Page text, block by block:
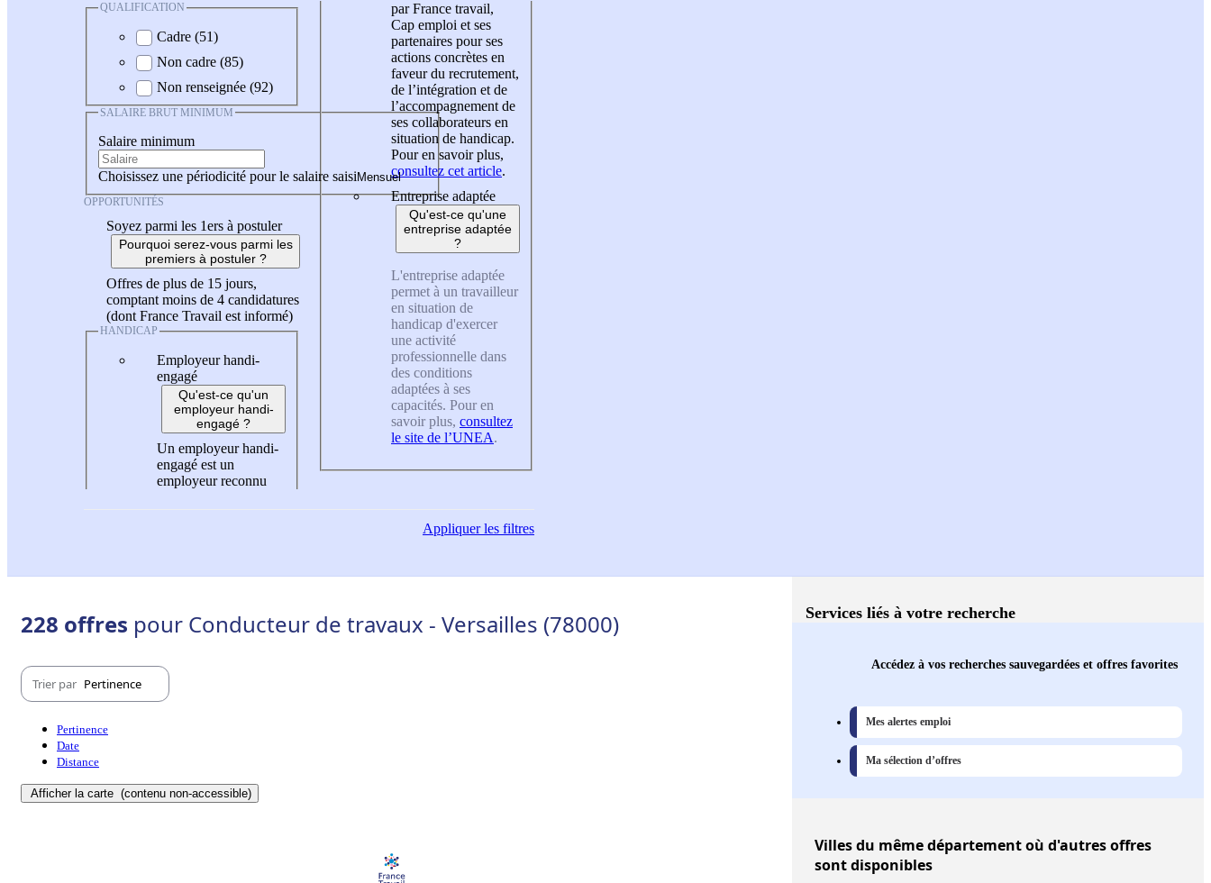
QUALIFICATION
Cadre (51)
Non cadre (85)
Non renseignée (92)
SALAIRE BRUT MINIMUM
Salaire minimum
Choisissez une périodicité pour le salaire saisi
OPPORTUNITÉS
Soyez parmi les 1ers à postuler
Pourquoi serez-vous parmi les
premiers à postuler ?
Offres de plus de 15 jours,
comptant moins de 4 candidatures
(dont France Travail est informé)
HANDICAP
Employeur handi-
engagé
Qu'est-ce qu'un
employeur handi-
engagé ?
Un employeur handi-
engagé est un
employeur reconnu
par France travail,
Cap emploi et ses
partenaires pour ses
actions concrètes en
faveur du recrutement,
de l’intégration et de
l’accompagnement de
ses collaborateurs en
situation de handicap.
Pour en savoir plus,
consultez cet article.
Entreprise adaptée
Qu'est-ce qu'une
entreprise adaptée
?
L'entreprise adaptée
permet à un travailleur
en situation de
handicap d'exercer
une activité
professionnelle dans
des conditions
adaptées à ses
capacités. Pour en
savoir plus, consultez
le site de l’UNEA.
Appliquerles filtres
228 offres pour Conducteur de travaux - Versailles (78000)
Trier par Pertinence
Pertinence
Date
Distance
Afficher la carte (contenu non-accessible)
Services liés à votre recherche
Accédez à vos recherches sauvegardées et offres favorites
Mes alertes emploi
Ma sélection d’offres
Villesdu même département où d'autres offres
sont disponibles